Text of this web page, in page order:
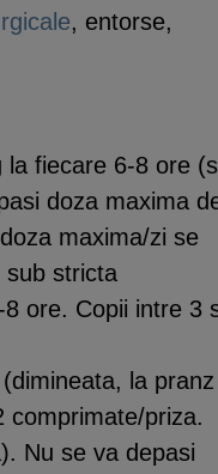
, entorse,
la fiecare 6-8 ore
doza maxima
maxima/zi se
sub stricta
ore. Copii intre 3
la pranz
comprimate/priza.
Nu se va depasi